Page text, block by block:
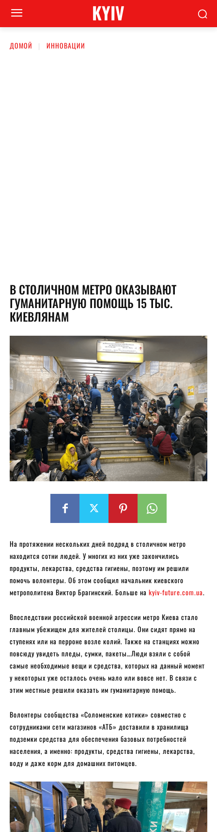
KYIV
ДОМОЙ ИННОВАЦИИ
В СТОЛИЧНОМ МЕТРО ОКАЗЫВАЮТ
ГУМАНИТАРНУЮ ПОМОЩЬ 15 ТЫС.
КИЕВЛЯНАМ
На протяжении нескольких дней подряд в столичном метро
находится сотни людей. У многих из них уже закончились
продукты, лекарства, средства гигиены, поэтому им решили
помочь волонтеры. Об этом сообщил начальник киевского
метрополитена Виктор Брагинский. Больше на kyiv-future.com.ua.
Впоследствии российской военной агрессии метро Киева стало
главным убежищем для жителей столицы. Они сидят прямо на
ступенях или на перроне возле колий. Также на станциях можно
повсюду увидеть пледы, сумки, пакеты…Люди взяли с собой
самые необходимые вещи и средства, которых на данный момент
у некоторых уже осталось очень мало или вовсе нет. В связи с
этим местные решили оказать им гуманитарную помощь.
Волонтеры сообщества «Соломенские котики» совместно с
сотрудниками сети магазинов «АТБ» доставили в хранилища
подземки средства для обеспечения базовых потребностей
населения, а именно: продукты, средства гигиены, лекарства,
воду и даже корм для домашних питомцев.